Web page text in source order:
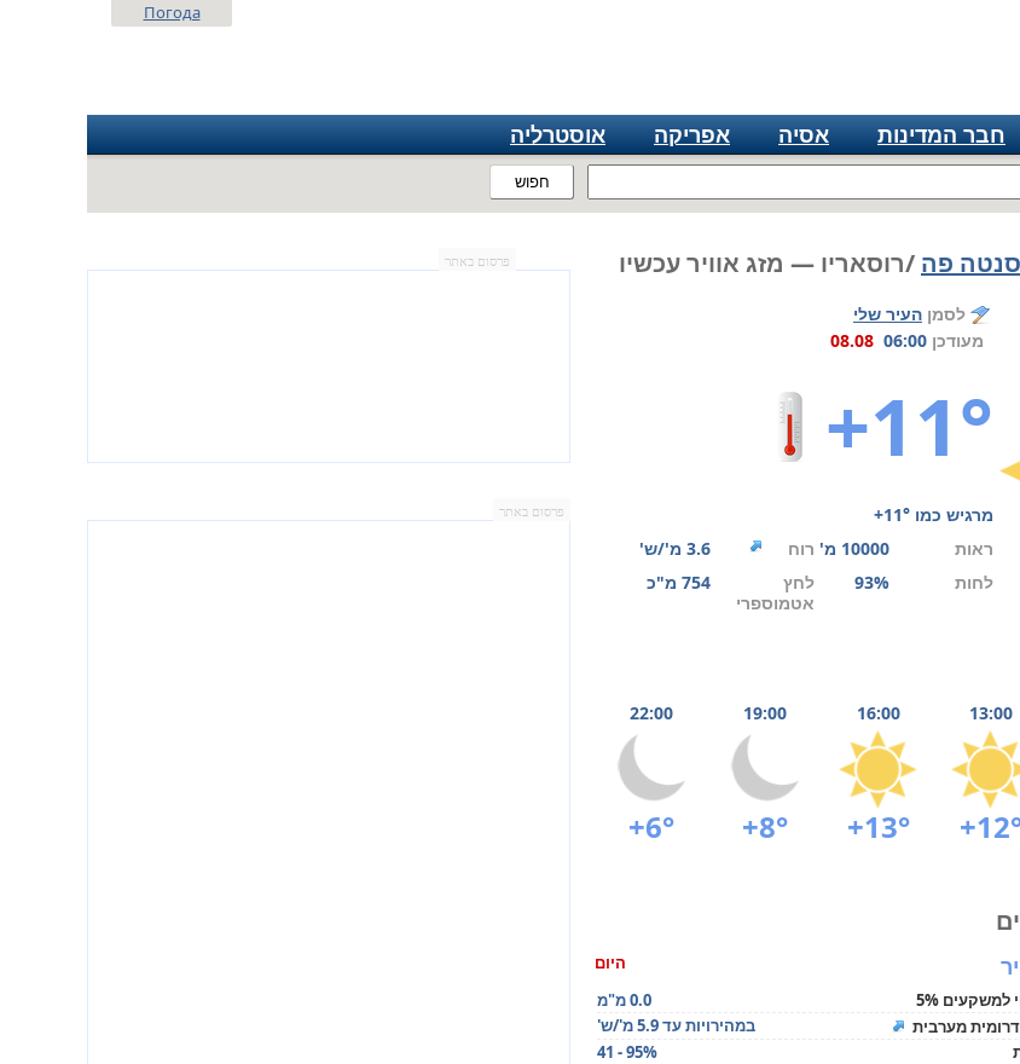
חפוש
Погода
חבר המדינות אסיה אפריקה אוסטרליה
סנטה פה /רוסאריו — מזג אוויר עכשיו
לסמן העיר שלי
מעודכן 06:00
08.08
+11°
מרגיש כמו +11°
ראות
10000 מ' רוח
3.6 מ'/ש'
לחות
93%
לחץ
אטמוספרי
754 מ"כ
13:00
16:00
19:00
22:00
+13°
+8°
+6°
היום
למשקעים 5%
0.0 מ"מ
מערבית
במהירויות עד 5.9 מ'/ש'
41 - 95%
פרסום באתר
פרסום באתר